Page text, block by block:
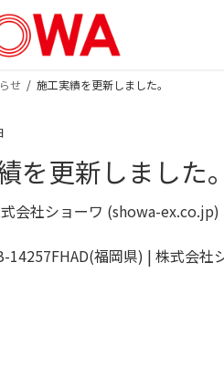
せ 施工実績を更新しました。
績を更新しました。
会社ショーワ (showa-ex.co.jp)
14257FHAD(福岡県) | 株式会